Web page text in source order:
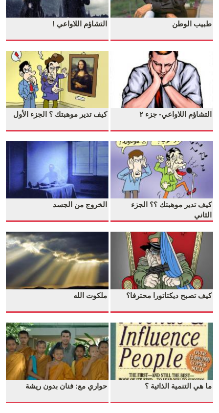
طبيب الوطن التشاؤم اللاواعي !
التشاؤم اللاواعي- جزء ٢ كيف تدير موهبتك ؟ الجزء الأول
كيف تدير موهبتك ؟؟ الجزء
الثاني
الخروج من الجسد
كيف تصبح ديكتاتورا محترفا؟ ملكوت الله
ما هي التنمية الذاتية ؟ حواري مع: فنان بدون ريشة